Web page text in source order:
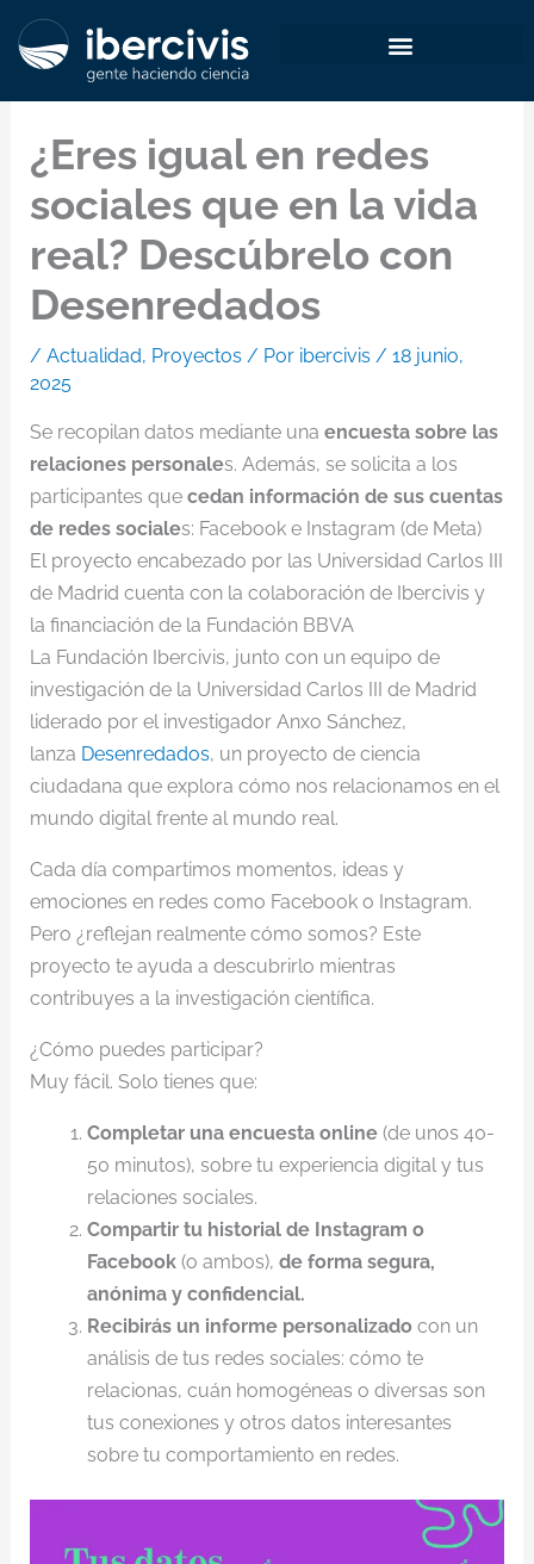
¿Eres igual en redes
sociales que en la vida
real? Descúbrelo con
Desenredados
/ Actualidad, Proyectos / Por ibercivis / 18 junio,
2025
Se recopilan datos mediante una encuesta sobre las
relaciones personales. Además, se solicita a los
participantes que cedan información de sus cuentas
de redes sociales: Facebook e Instagram (de Meta)
El proyecto encabezado por las Universidad Carlos III
de Madrid cuenta con la colaboración de Ibercivis y
la financiación de la Fundación BBVA
La Fundación Ibercivis, junto con un equipo de
investigación de la Universidad Carlos III de Madrid
liderado por el investigador Anxo Sánchez,
lanza Desenredados, un proyecto de ciencia
ciudadana que explora cómo nos relacionamos en el
mundo digital frente al mundo real.
Cada día compartimos momentos, ideas y
emociones en redes como Facebook o Instagram.
Pero ¿reflejan realmente cómo somos? Este
proyecto te ayuda a descubrirlo mientras
contribuyes a la investigación científica.
¿Cómo puedes participar?
Muy fácil. Solo tienes que:
Completar una encuesta online(de unos 40-
50 minutos), sobre tu experiencia digital y tus
relaciones sociales.
Compartir tu historial de Instagram o
Facebook(o ambos), de forma segura,
anónima y confidencial.
Recibirás un informe personalizadocon un
análisis de tus redes sociales: cómo te
relacionas, cuán homogéneas o diversas son
tus conexiones y otros datos interesantes
sobre tu comportamiento en redes.